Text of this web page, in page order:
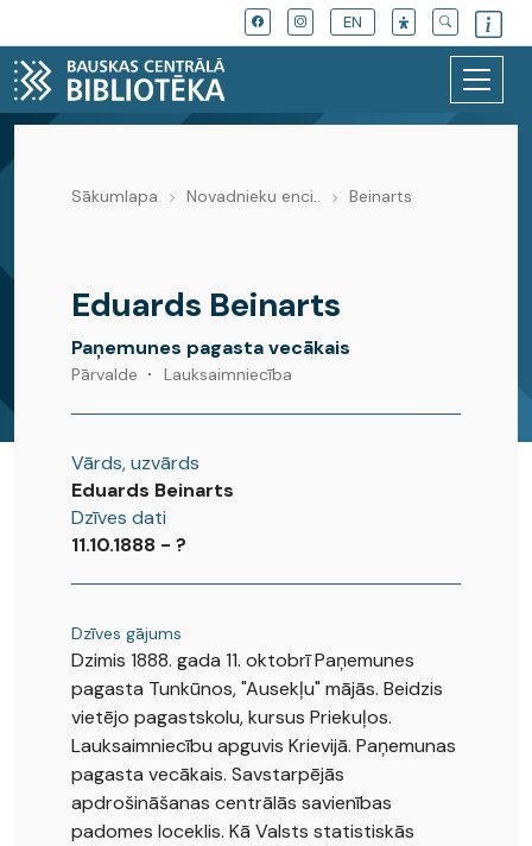
EN
Novadnieku enciklopēdija
Sākumlapa Novadnieku enci.. Beinarts
Eduards Beinarts
Paņemunes pagasta vecākais
Pārvalde Lauksaimniecība
Vārds, uzvārds
Eduards Beinarts
Dzīves dati
11.10.1888 - ?
Dzīves gājums
Dzimis 1888. gada 11. oktobrī Paņemunes
pagasta Tunkūnos, "Ausekļu" mājās. Beidzis
vietējo pagastskolu, kursus Priekuļos.
Lauksaimniecību apguvis Krievijā. Paņemunas
pagasta vecākais. Savstarpējās
apdrošināšanas centrālās savienības
padomes loceklis. Kā Valsts statistiskās